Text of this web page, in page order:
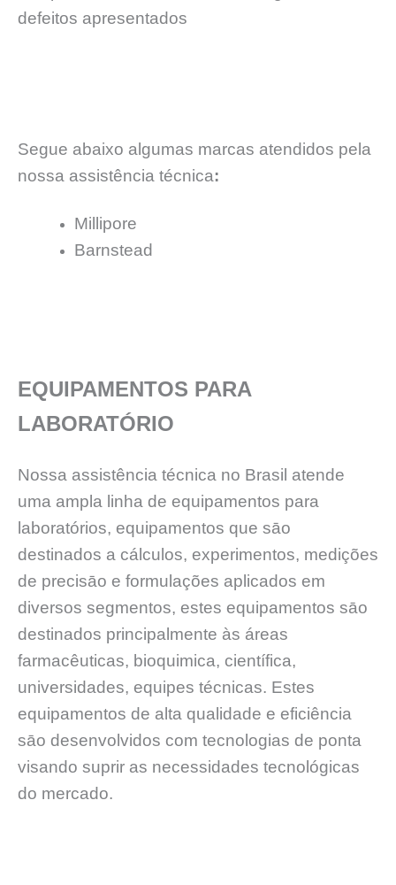
defeitos apresentados
Segue abaixo algumas marcas atendidos pela
nossa assistência técnica:
Millipore
Barnstead
EQUIPAMENTOS PARA
LABORATÓRIO
Nossa assistência técnica no Brasil atende
uma ampla linha de equipamentos para
laboratórios, equipamentos que sāo
destinados a cálculos, experimentos, medições
de precisāo e formulações aplicados em
diversos segmentos, estes equipamentos sāo
destinados principalmente às áreas
farmacêuticas, bioquimica, científica,
universidades, equipes técnicas. Estes
equipamentos de alta qualidade e eficiência
sāo desenvolvidos com tecnologias de ponta
visando suprir as necessidades tecnológicas
do mercado.